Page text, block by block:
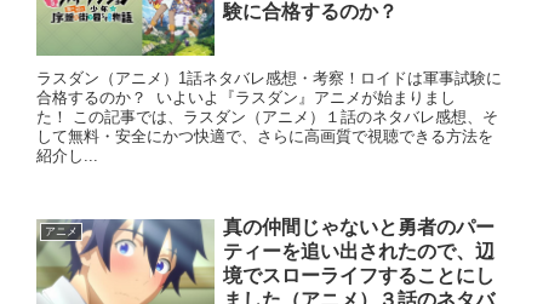
験に合格するのか？
ラスダン（アニメ）1話ネタバレ感想・考察！ロイドは軍事試験に
合格するのか？ いよいよ『ラスダン』アニメが始まりまし
た！ この記事では、ラスダン（アニメ）１話のネタバレ感想、そ
して無料・安全にかつ快適で、さらに高画質で視聴できる方法を
紹介し...
アニメ
真の仲間じゃないと勇者のパー
ティーを追い出されたので、辺
境でスローライフすることにし